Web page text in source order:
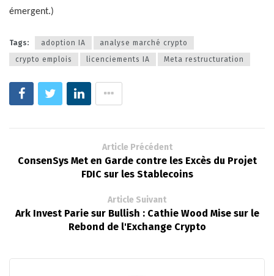
émergent.)
Tags: adoption IA
analyse marché crypto
crypto emplois
licenciements IA Meta restructuration
Article Précédent
ConsenSys Met en Garde contre les Excès du Projet
FDIC sur les Stablecoins
Article Suivant
Ark Invest Parie sur Bullish : Cathie Wood Mise sur le
Rebond de l'Exchange Crypto